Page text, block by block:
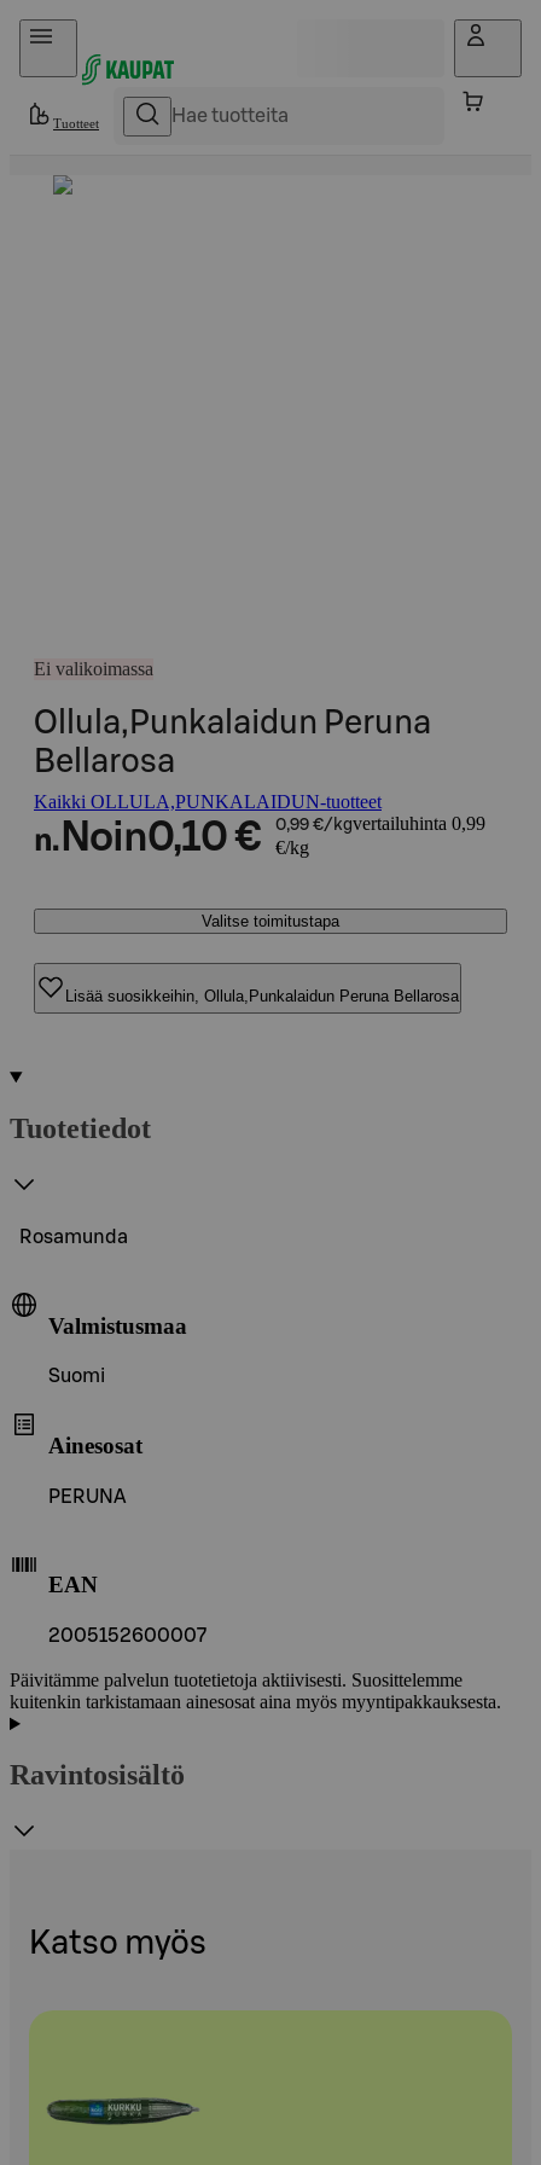
Hyppää sisältöön
Tuotteet
Ei valikoimassa
Ollula,Punkalaidun Peruna
Bellarosa
Kaikki OLLULA,PUNKALAIDUN-tuotteet
n. Noin0,10 € 0,99 €/kgvertailuhinta 0,99
€/kg
Valitse toimitustapa
Lisää suosikkeihin, Ollula,Punkalaidun Peruna Bellarosa
Tuotetiedot
Rosamunda
Valmistusmaa
Suomi
Ainesosat
PERUNA
EAN
2005152600007
Päivitämme palvelun tuotetietoja aktiivisesti. Suosittelemme
kuitenkin tarkistamaan ainesosat aina myös myyntipakkauksesta.
Ravintosisältö
Katso myös